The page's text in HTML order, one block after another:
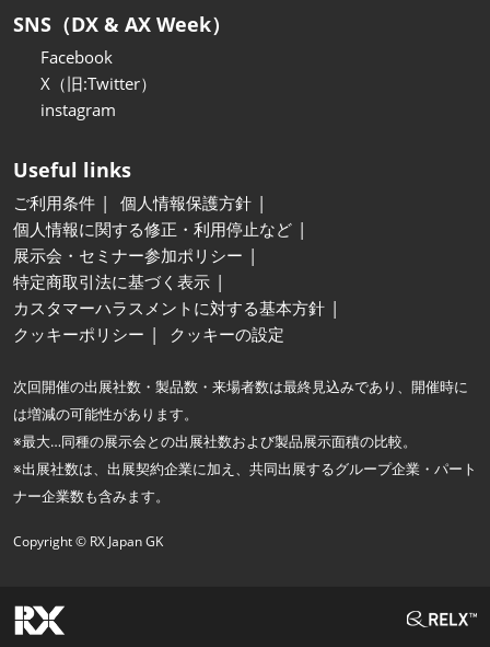
SNS（DX & AX Week）
Facebook
X（旧:Twitter）
instagram
Useful links
ご利用条件
個人情報保護方針
個人情報に関する修正・利用停止など
展示会・セミナー参加ポリシー
特定商取引法に基づく表示
カスタマーハラスメントに対する基本方針
クッキーポリシー
クッキーの設定
次回開催の出展社数・製品数・来場者数は最終見込みであり、開催時に
は増減の可能性があります。
※最大…同種の展示会との出展社数および製品展示面積の比較。
※出展社数は、出展契約企業に加え、共同出展するグループ企業・パート
ナー企業数も含みます。
Copyright © RX Japan GK